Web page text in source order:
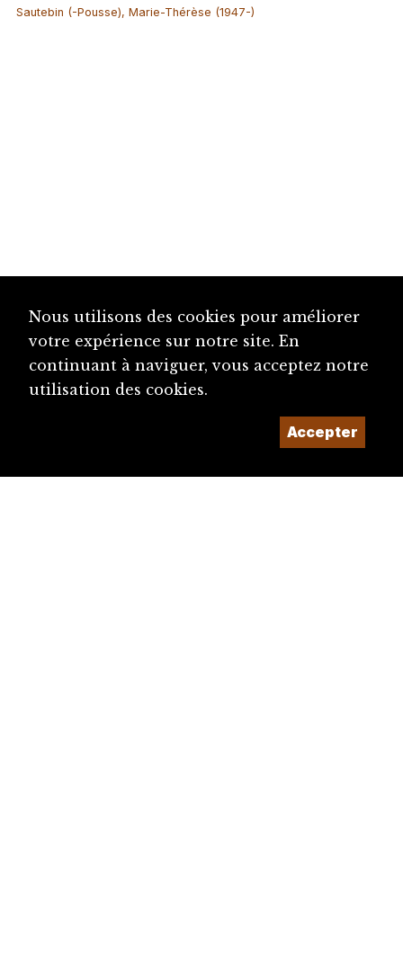
Sautebin (-Pousse), Marie-Thérèse (1947-)
Nous utilisons des cookies pour améliorer
votre expérience sur notre site. En
continuant à naviguer, vous acceptez notre
utilisation des cookies.
Accepter